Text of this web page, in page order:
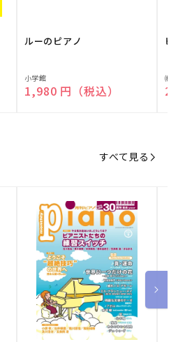
ルーのピアノ
販
売
小学館
通常価格
1,980 円（税込）
ピ
販
売
㈱
すべて見る